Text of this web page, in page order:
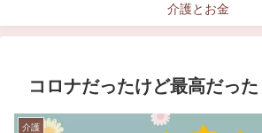
介護とお金
コロナだったけど最高だった
介護